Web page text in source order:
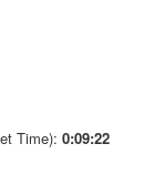
Time): 0:09:22